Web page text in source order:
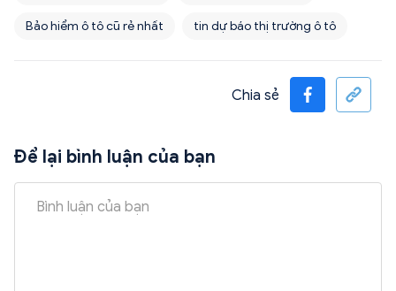
Bảo hiểm ô tô cũ rẻ nhất tin dự báo thị trường ô tô
Chia sẻ
Để lại bình luận của bạn